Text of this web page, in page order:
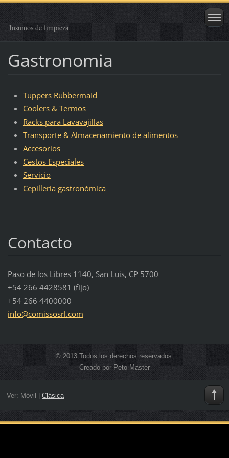
Insumos de limpieza
Gastronomia
Tuppers Rubbermaid
Coolers & Termos
Racks para Lavavajillas
Transporte & Almacenamiento de alimentos
Accesorios
Cestos Especiales
Servicio
Cepillería gastronómica
Contacto
Paso de los Libres 1140, San Luis, CP 5700
+54 266 4428581 (fijo)
+54 266 4400000
info@comissosrl.com
© 2013 Todos los derechos reservados.
Creado por Peto Master
Ver: Móvil Clásica